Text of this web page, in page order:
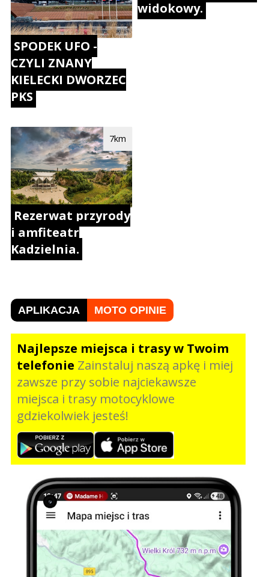
SPODEK UFO -
CZYLI ZNANY
KIELECKI DWORZEC
PKS
Rezerwat przyrody
i amfiteatr
Kadzielnia.
7km
widokowy.
APLIKACJA MOTO OPINIE
Najlepsze miejsca i trasy w Twoim
telefonie Zainstaluj naszą apkę i miej
zawsze przy sobie najciekawsze
miejsca i trasy motocyklowe
gdziekolwiek jesteś!